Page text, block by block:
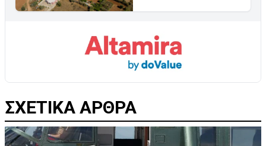
ΣΧΕΤΙΚΑ ΑΡΘΡΑ